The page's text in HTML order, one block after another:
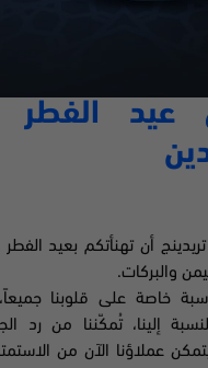
الفطر
أن تهنأتكم بعيد الفطر
والبركات.
خاصة على قلوبنا
إلينا، تُمكّننا من رد
عملاؤنا الآن من